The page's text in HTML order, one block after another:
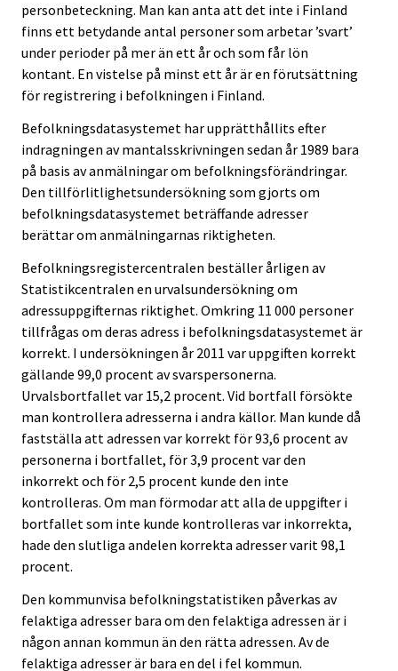
personbeteckning. Man kan anta att det inte i Finland
finns ett betydande antal personer som arbetar ’svart’
under perioder på mer än ett år och som får lön
kontant. En vistelse på minst ett år är en förutsättning
för registrering i befolkningen i Finland.
Befolkningsdatasystemet har upprätthållits efter
indragningen av mantalsskrivningen sedan år 1989 bara
på basis av anmälningar om befolkningsförändringar.
Den tillförlitlighetsundersökning som gjorts om
befolkningsdatasystemet beträffande adresser
berättar om anmälningarnas riktigheten.
Befolkningsregistercentralen beställer årligen av
Statistikcentralen en urvalsundersökning om
adressuppgifternas riktighet. Omkring 11 000 personer
tillfrågas om deras adress i befolkningsdatasystemet är
korrekt. I undersökningen år 2011 var uppgiften korrekt
gällande 99,0 procent av svarspersonerna.
Urvalsbortfallet var 15,2 procent. Vid bortfall försökte
man kontrollera adresserna i andra källor. Man kunde då
fastställa att adressen var korrekt för 93,6 procent av
personerna i bortfallet, för 3,9 procent var den
inkorrekt och för 2,5 procent kunde den inte
kontrolleras. Om man förmodar att alla de uppgifter i
bortfallet som inte kunde kontrolleras var inkorrekta,
hade den slutliga andelen korrekta adresser varit 98,1
procent.
Den kommunvisa befolkningstatistiken påverkas av
felaktiga adresser bara om den felaktiga adressen är i
någon annan kommun än den rätta adressen. Av de
felaktiga adresser är bara en del i fel kommun.